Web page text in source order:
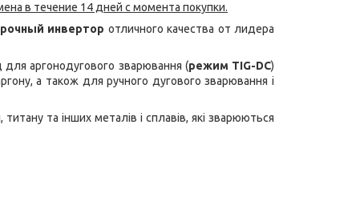
в течение 14 дней с момента покупки.
инвертор отличного качества от лидера
аргонодугового зварювання (режим TIG-DC)
а також для ручного дугового зварювання і
та інших металів і сплавів, які зварюються